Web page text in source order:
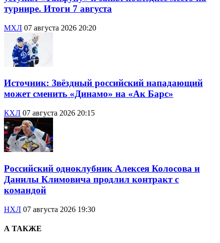
турнире. Итоги 7 августа
МХЛ 07 августа 2026 20:20
Источник: Звёздный российский нападающий
может сменить «Динамо» на «Ак Барс»
КХЛ 07 августа 2026 20:15
Российский одноклубник Алексея Колосова и
Данилы Климовича продлил контракт с
командой
НХЛ 07 августа 2026 19:30
А ТАКЖЕ